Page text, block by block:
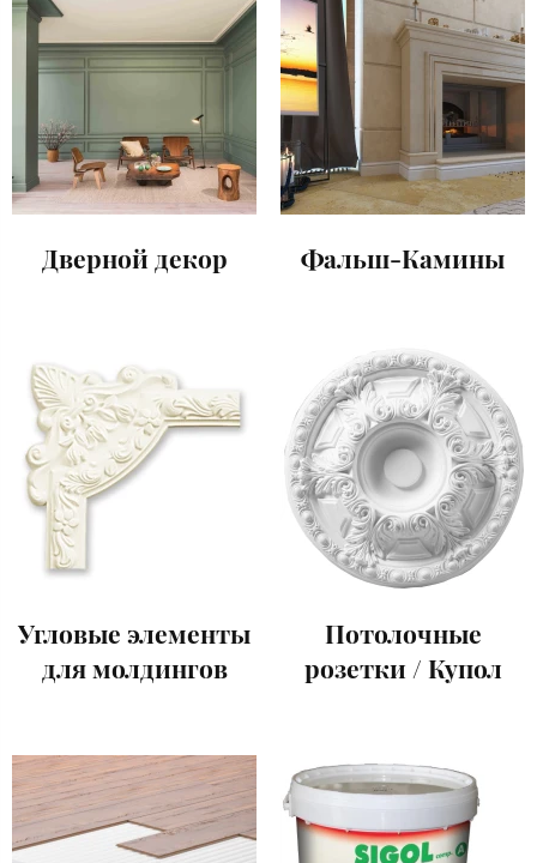
Дверной декор Фальш-Камины
Угловые элементы
для молдингов
Потолочные
розетки / Купол